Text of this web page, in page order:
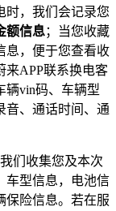
时，我们会记录您
额信息；当您收藏
息，便于您查看收
来APP联系换电客
辆vin码、车辆型
音、通话时间、通
们收集您及本次
车型信息，电池信
保险信息。若在服